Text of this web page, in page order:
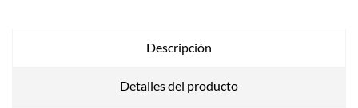
Descripción
Detalles del producto